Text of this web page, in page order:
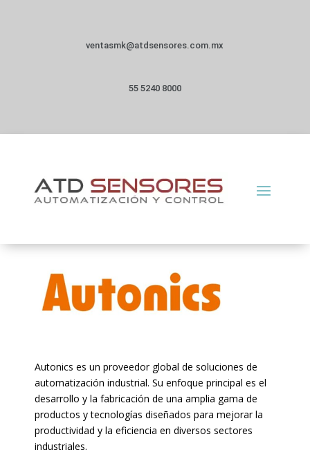
ventasmk@atdsensores.com.mx
55 5240 8000
Autonics es un proveedor global de soluciones de
automatización industrial. Su enfoque principal es el
desarrollo y la fabricación de una amplia gama de
productos y tecnologías diseñados para mejorar la
productividad y la eficiencia en diversos sectores
industriales.